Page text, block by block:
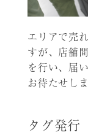
エリアで売
すが、店舗
を行い、届
お待たせしま
タグ発行